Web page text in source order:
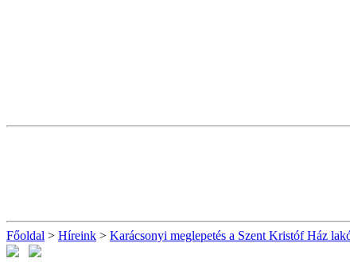
Főoldal > Híreink > Karácsonyi meglepetés a Szent Kristóf Ház